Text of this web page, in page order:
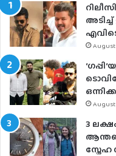
August
August
3
സ്നേഹ